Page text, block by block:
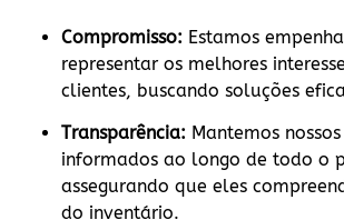
Compromisso: Estamos
representar os melhores
clientes, buscando soluções
Transparência: Mantemos
informados ao longo de todo o
assegurando que eles
do inventário.